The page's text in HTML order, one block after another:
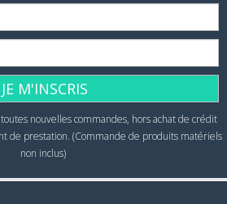
JE M'INSCRIS
nouvelles commandes, hors achat de crédit
de prestation. (Commande de produits matériels
non inclus)